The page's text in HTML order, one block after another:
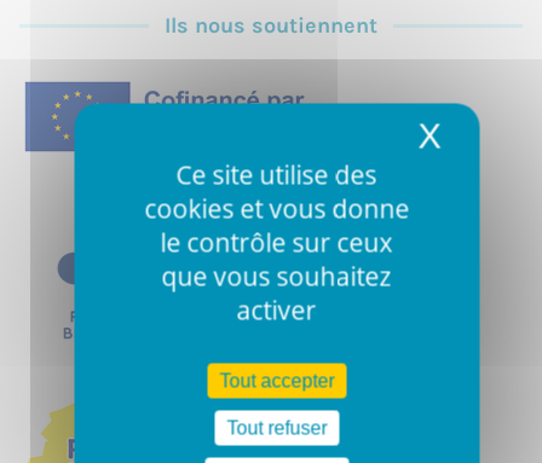
Ce site utilise des
cookies et vous donne
le contrôle sur ceux
que vous souhaitez
activer
Tout accepter
Tout refuser
X
Ils nous soutiennent